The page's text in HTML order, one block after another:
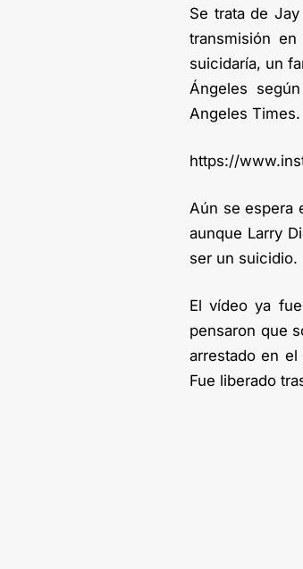
Se trata de
transmisión
suicidaría, un
Ángeles
Angeles Times.
https://
Aún se espera
aunque Larry
ser un suicidio.
El vídeo ya
pensaron que
arrestado en el
Fue liberado